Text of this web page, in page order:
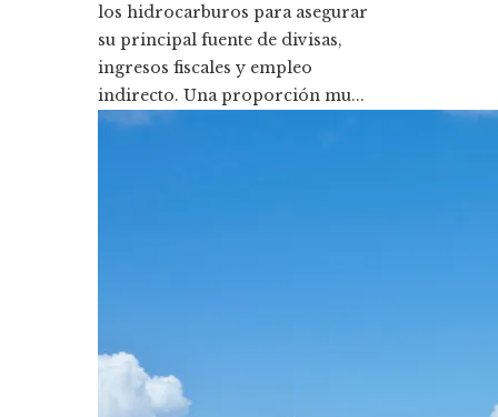
los hidrocarburos para asegurar
su principal fuente de divisas,
ingresos fiscales y empleo
indirecto. Una proporción mu...